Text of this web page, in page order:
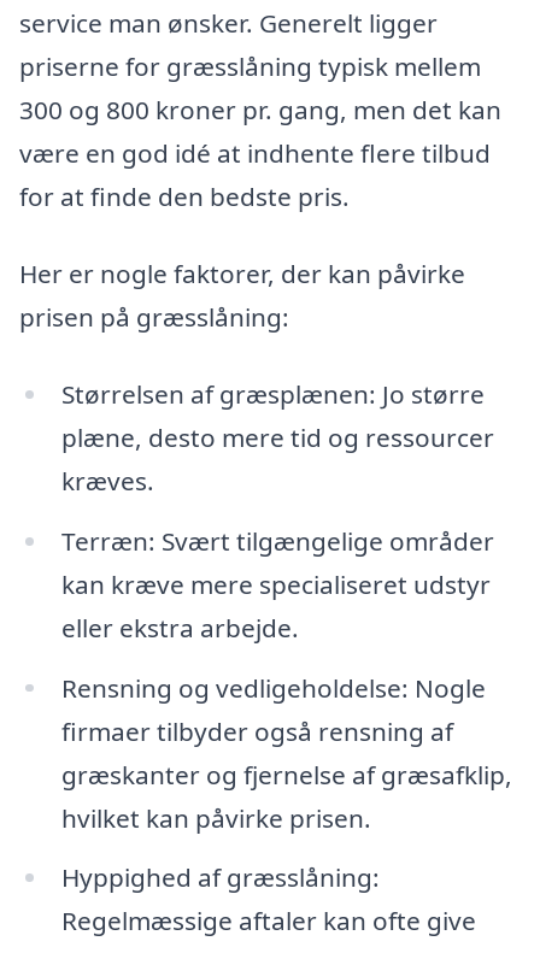
service man ønsker. Generelt ligger
priserne for græsslåning typisk mellem
300 og 800 kroner pr. gang, men det kan
være en god idé at indhente flere tilbud
for at finde den bedste pris.
Her er nogle faktorer, der kan påvirke
prisen på græsslåning:
Størrelsen af græsplænen: Jo større
plæne, desto mere tid og ressourcer
kræves.
Terræn: Svært tilgængelige områder
kan kræve mere specialiseret udstyr
eller ekstra arbejde.
Rensning og vedligeholdelse: Nogle
firmaer tilbyder også rensning af
græskanter og fjernelse af græsafklip,
hvilket kan påvirke prisen.
Hyppighed af græsslåning:
Regelmæssige aftaler kan ofte give